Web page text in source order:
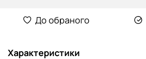
До обраного
Характеристики